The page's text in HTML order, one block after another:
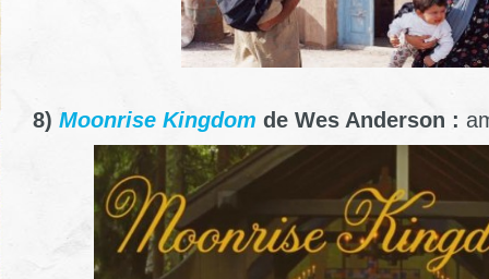
8) Moonrise Kingdom de Wes Anderson :